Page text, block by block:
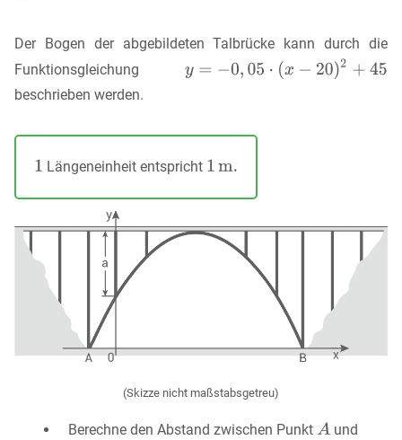
Der Bogen der abgebildeten Talbrücke kann durch die
Funktionsgleichung
beschrieben werden.
Längeneinheit entspricht
(Skizze nicht maßstabsgetreu)
Berechne den Abstand zwischen Punkt
und